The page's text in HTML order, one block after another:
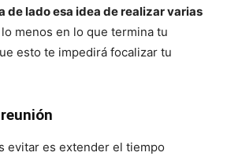
de lado esa idea de realizar varias
menos en lo que termina tu
esto te impedirá focalizar tu
evitar es extender el tiempo